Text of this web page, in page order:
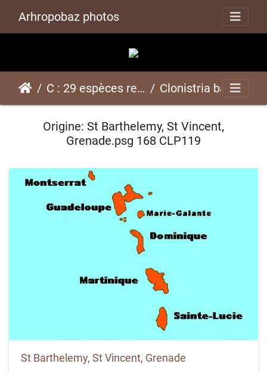
Arhropobaz photos
C : 29 espèces représentées ici Clonistria bartholomeapsg 168 CLP119
Origine: St Barthelemy, St Vincent,
Grenade.psg 168 CLP119
St Barthelemy, St Vincent, Grenade